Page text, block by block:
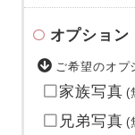
オプション
ご希望のオプ
家族写真 (
兄弟写真 (